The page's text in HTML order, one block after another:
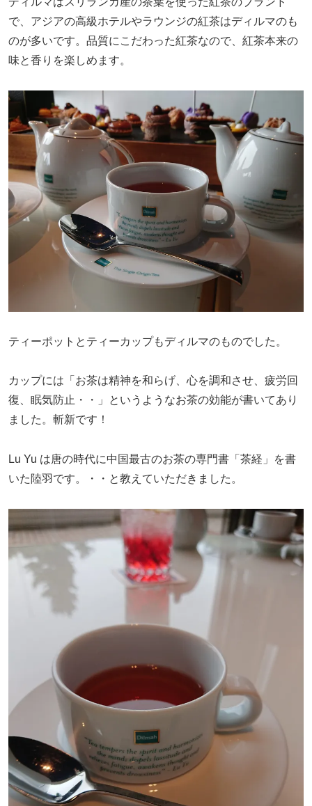
で、アジアの高級ホテルやラウンジの紅茶はディルマのも
のが多いです。品質にこだわった紅茶なので、紅茶本来の
味と香りを楽しめます。
ティーポットとティーカップもディルマのものでした。
カップには「お茶は精神を和らげ、心を調和させ、疲労回
復、眠気防止・・」というようなお茶の効能が書いてあり
ました。斬新です！
Lu Yu は唐の時代に中国最古のお茶の専門書「茶経」を書
いた陸羽です。・・と教えていただきました。